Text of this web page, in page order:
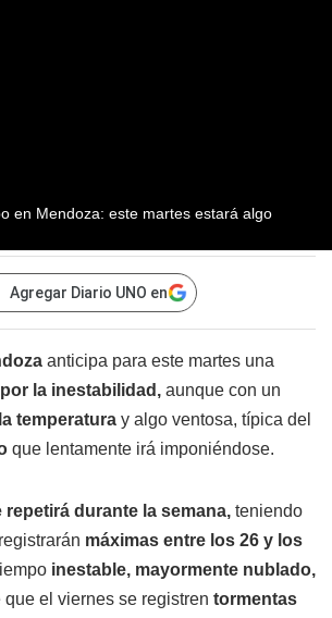
en Mendoza: este martes estará algo
Agregar Diario UNO en
anticipa para este martes una
la inestabilidad, aunque con un
temperatura y algo ventosa, típica del
que lentamente irá imponiéndose.
repetirá durante la semana, teniendo
máximas entre los 26 y los
inestable, mayormente nublado,
el viernes se registren tormentas